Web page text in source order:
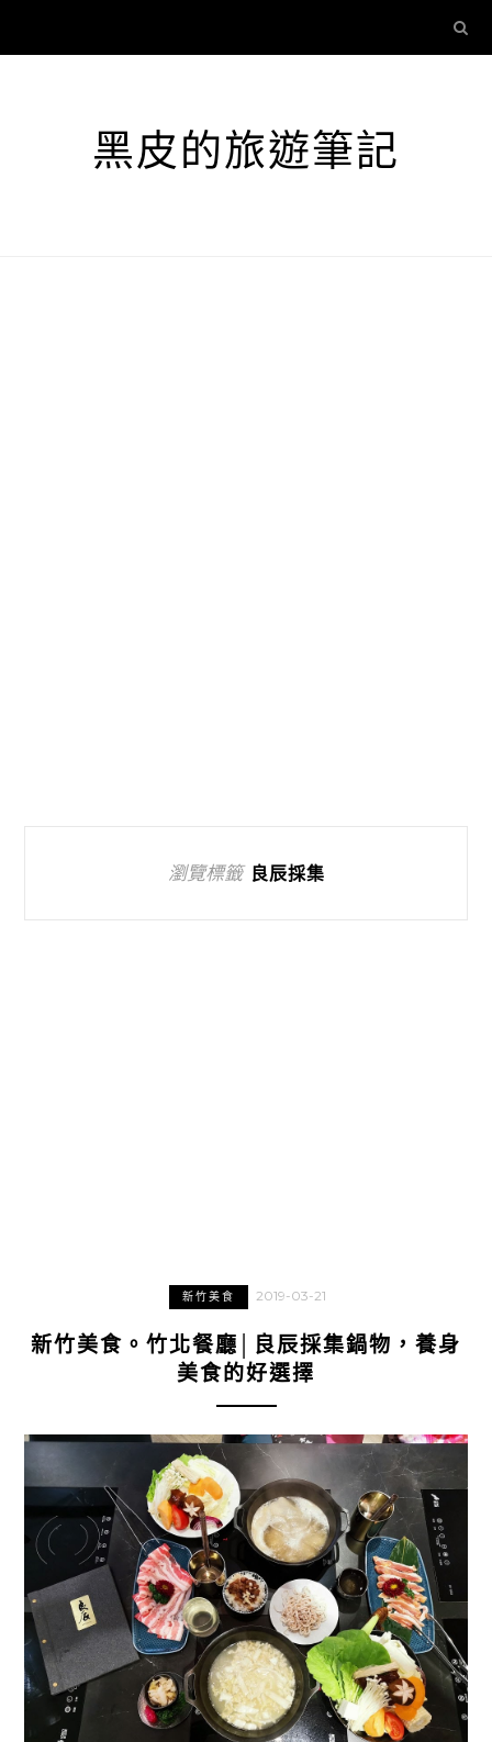
黑皮的旅遊筆記
瀏覽標籤 良辰採集
新竹美食 2019-03-21
新竹美食。竹北餐廳│良辰採集鍋物，養身
美食的好選擇